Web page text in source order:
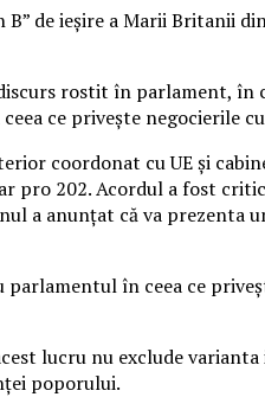
ieșire a Marii Britanii
rostit în parlament,
ce privește negocierile
coordonat cu UE și
202. Acordul a fost
a anunțat că va prezenta
în ceea ce
lucru nu exclude
poporului.